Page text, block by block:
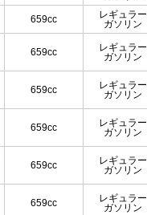
659cc
レギュラー
ガソリン
659cc
レギュラー
ガソリン
659cc
レギュラー
ガソリン
659cc
レギュラー
ガソリン
659cc
レギュラー
ガソリン
659cc
レギュラー
ガソリン